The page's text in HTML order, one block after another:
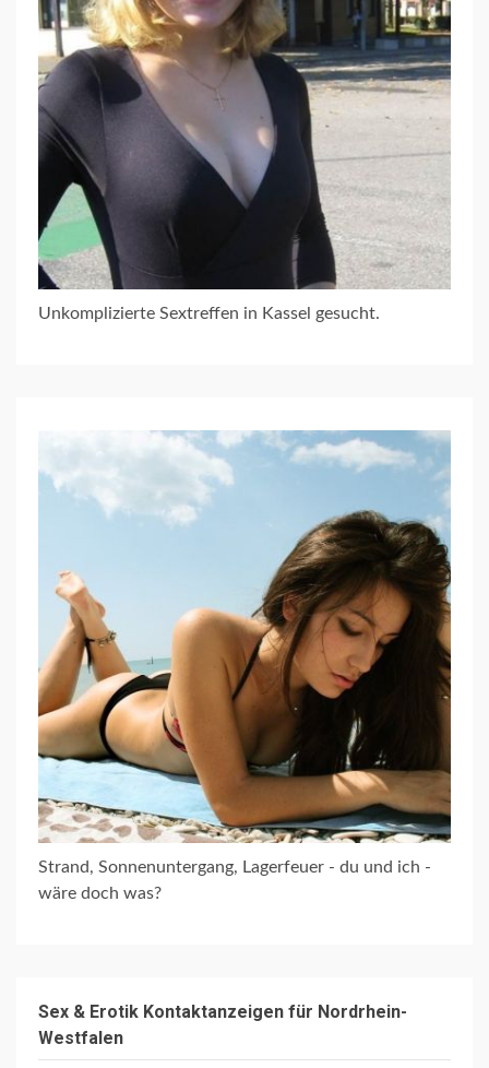
Unkomplizierte Sextreffen in Kassel gesucht.
Strand, Sonnenuntergang, Lagerfeuer - du und ich -
wäre doch was?
Sex & Erotik Kontaktanzeigen für Nordrhein-
Westfalen